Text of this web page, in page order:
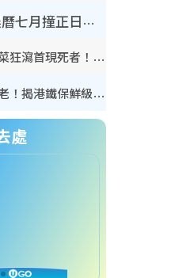
鬼門開2026｜農曆七月撞正日全食特別邪？專家警告切忌做一事！揭4大禁忌+2招保平安
奪命寄生蟲｜食生菜狂瀉首現死者！疫潮惡化錄1.8萬宗病例 揭洗菜3大謬誤
內地客歎港人唔識老！揭港鐵保鮮級冷氣 港人求放過：咪投訴
處